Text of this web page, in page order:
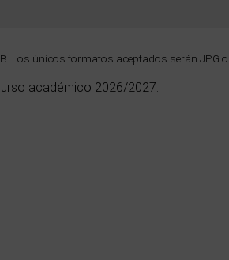
Los únicos formatos aceptados serán JPG o
académico 2026/2027.